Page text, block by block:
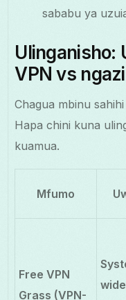
sababu ya
Ulinganisho:
VPN vs
Chagua mbinu
Hapa chini kuna
kuamua.
Mfumo
Free VPN
Grass (VPN-
wide